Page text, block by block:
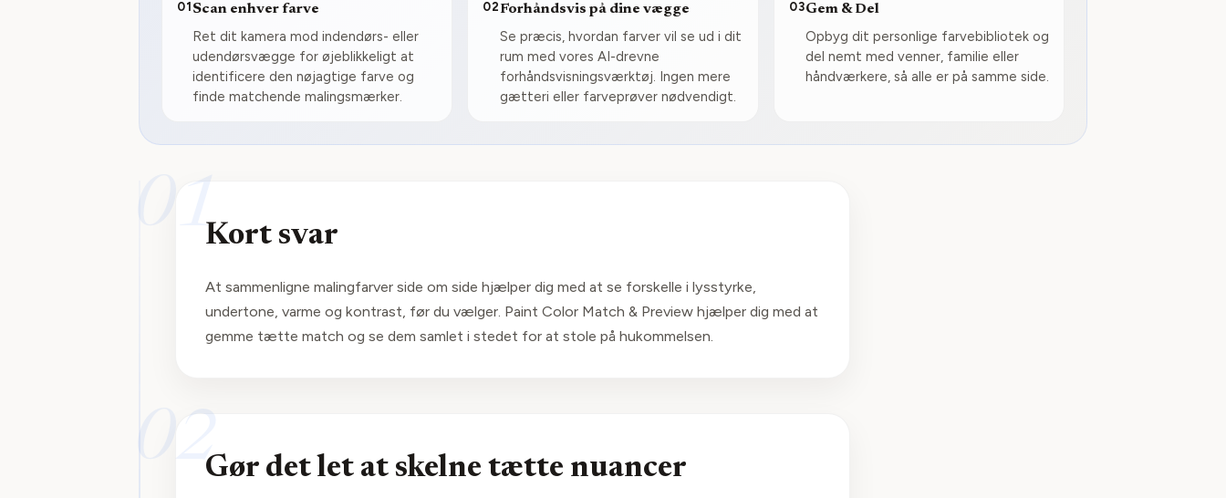
01 Scan enhver farve
Ret dit kamera mod indendørs- eller
udendørsvægge for øjeblikkeligt at
identificere den nøjagtige farve og
finde matchende malingsmærker.
02 Forhåndsvis på dine vægge
Se præcis, hvordan farver vil se ud i dit
rum med vores AI-drevne
forhåndsvisningsværktøj. Ingen mere
gætteri eller farveprøver nødvendigt.
03Gem & Del
Opbyg dit personlige farvebibliotek og
del nemt med venner, familie eller
håndværkere, så alle er på samme side.
01Kort svar
At sammenligne malingfarver side om side hjælper dig med at se forskelle i lysstyrke,
undertone, varme og kontrast, før du vælger. Paint Color Match & Preview hjælper dig med at
gemme tætte match og se dem samlet i stedet for at stole på hukommelsen.
02Gør det let at skelne tætte nuancer